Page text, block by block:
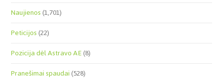
Naujienos(1,701)
Peticijos(22)
Pozicija dėl Astravo AE(8)
Pranešimai spaudai(528)